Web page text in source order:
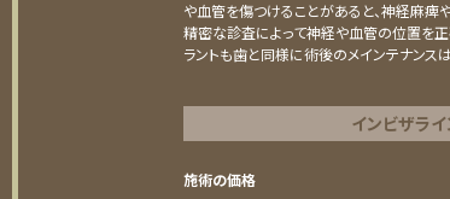
や血管を傷つけることがあると、神経麻
精密な診査によって神経や血管の位置を正
ラントも歯と同様に術後のメインテナンス
インビザラ
施術の価格